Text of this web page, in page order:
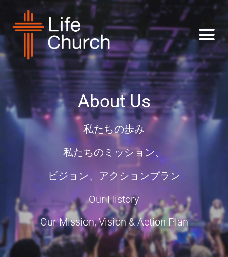
About Us
私たちの歩み
私たちのミッション、
ビジョン、アクションプラン
Our History
Our Mission, Vision & Action Plan